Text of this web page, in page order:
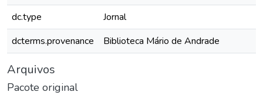
dc.type
Jornal
dcterms.provenance
Biblioteca Mário de Andrade
Arquivos
Pacote original